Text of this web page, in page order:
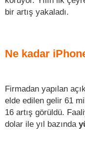
bir artış yakaladı.
Ne kadar
Firmadan yapılan
elde edilen gelir 61
16 artış görüldü.
dolar ile yıl bazında